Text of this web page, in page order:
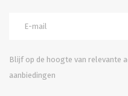
Blijf op de hoogte van relevante
aanbiedingen